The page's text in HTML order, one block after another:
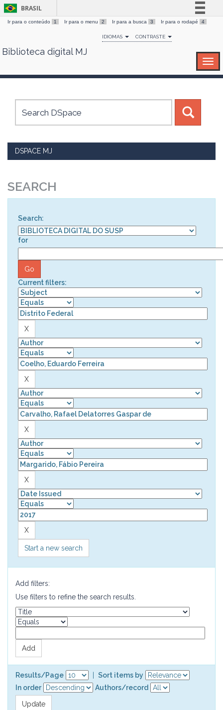
Skip
BRASIL
Simplifique!
Comunica BR
Canais
Ir para o conteúdo 1 Ir para o menu 2 Ir para a busca 3 Ir para o rodapé 4
IDIOMAS CONTRASTE
Biblioteca digital MJ
DSPACE MJ
SEARCH
Search:
for
Current filters:
Start a new search
Add filters:
Use filters to refine the search results.
Results/Page
Sort items by
In order
Authors/record